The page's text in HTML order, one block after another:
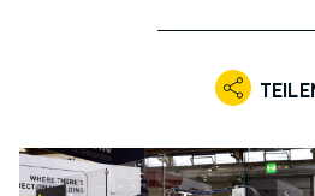
ROBOTER-SOFTWARE
SIMULATIONSSOFTWARE